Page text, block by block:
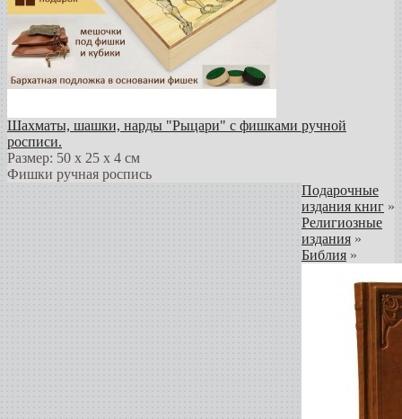
Шахматы, шашки, нарды "Рыцари" с фишками ручной
росписи.
Размер: 50 х 25 х 4 см
Фишки ручная роспись
Подарочные
издания книг »
Религиозные
издания »
Библия »